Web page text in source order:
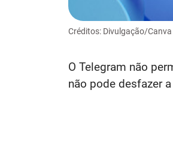
Créditos: Divulgação/Canva
O Telegram não
não pode desfazer